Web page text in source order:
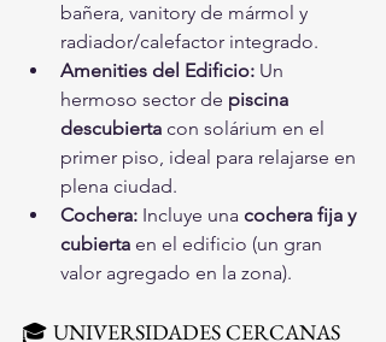
bañera, vanitory de mármol y
radiador/calefactor integrado.
Amenities del Edificio: Un
hermoso sector de piscina
descubierta con solárium en el
primer piso, ideal para relajarse en
plena ciudad.
Cochera: Incluye una cochera fija y
cubierta en el edificio (un gran
valor agregado en la zona).
🎓 UNIVERSIDADES CERCANAS